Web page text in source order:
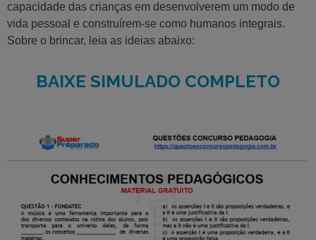
capacidade das crianças em desenvolverem um modo de
vida pessoal e construírem-se como humanos integrais.
Sobre o brincar, leia as ideias abaixo:
BAIXE SIMULADO COMPLETO